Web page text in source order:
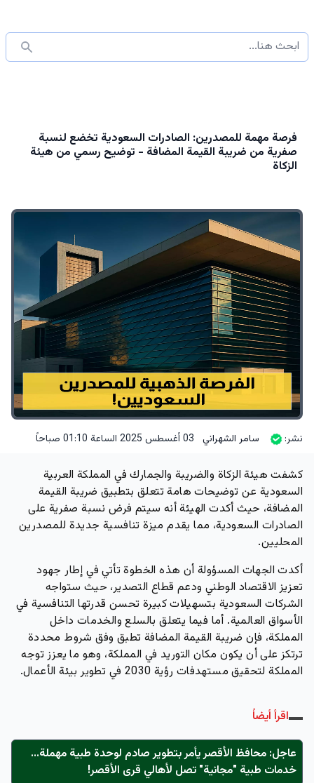
فرصة مهمة للمصدرين: الصادرات السعودية تخضع لنسبة
صفرية من ضريبة القيمة المضافة - توضيح رسمي من هيئة
الزكاة
نشر: سامر الشهراني 03 أغسطس 2025 الساعة 01:10 صباحاً
كشفت هيئة الزكاة والضريبة والجمارك في المملكة العربية
السعودية عن توضيحات هامة تتعلق بتطبيق ضريبة القيمة
المضافة، حيث أكدت الهيئة أنه سيتم فرض نسبة صفرية على
الصادرات السعودية، مما يقدم ميزة تنافسية جديدة للمصدرين
المحليين.
أكدت الجهات المسؤولة أن هذه الخطوة تأتي في إطار جهود
تعزيز الاقتصاد الوطني ودعم قطاع التصدير، حيث ستواجه
الشركات السعودية بتسهيلات كبيرة تحسن قدرتها التنافسية في
الأسواق العالمية. أما فيما يتعلق بالسلع والخدمات داخل
المملكة، فإن ضريبة القيمة المضافة تطبق وفق شروط محددة
ترتكز على أن يكون مكان التوريد في المملكة، وهو ما يعزز توجه
المملكة لتحقيق مستهدفات رؤية 2030 في تطوير بيئة الأعمال.
اقرأ أيضاً
عاجل: محافظ الأقصر يأمر بتطوير صادم لوحدة طبية مهملة...
خدمات طبية "مجانية" تصل لأهالي قرى الأقصر!